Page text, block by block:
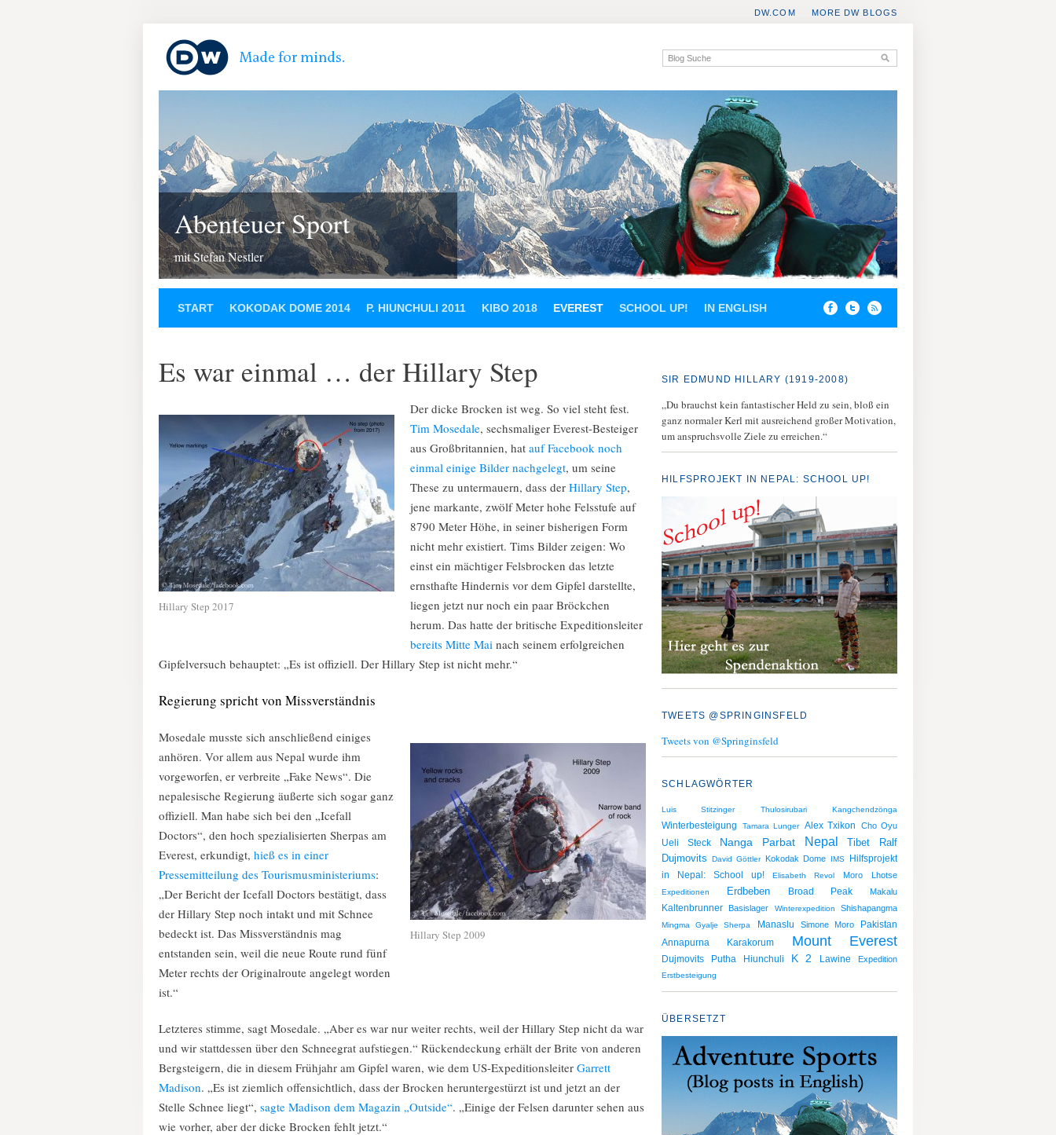
MORE DW BLOGS
DW.COM
Abenteuer Sport
mit Stefan Nestler
START KOKODAK DOME 2014 P. HIUNCHULI 2011 KIBO 2018 EVEREST SCHOOL UP! IN ENGLISH
Es war einmal … der Hillary Step
Hillary Step 2017
Der dicke Brocken ist weg. So viel steht fest.
Tim Mosedale, sechsmaliger Everest-Besteiger
aus Großbritannien, hat auf Facebook noch
einmal einige Bilder nachgelegt, um seine
These zu untermauern, dass der Hillary Step,
jene markante, zwölf Meter hohe Felsstufe auf
8790 Meter Höhe, in seiner bisherigen Form
nicht mehr existiert. Tims Bilder zeigen: Wo
einst ein mächtiger Felsbrocken das letzte
ernsthafte Hindernis vor dem Gipfel darstellte,
liegen jetzt nur noch ein paar Bröckchen
herum. Das hatte der britische Expeditionsleiter
bereits Mitte Mai nach seinem erfolgreichen
Gipfelversuch behauptet: „Es ist offiziell. Der Hillary Step ist nicht mehr.“
Regierung spricht von Missverständnis
Hillary Step 2009
Mosedale musste sich anschließend einiges
anhören. Vor allem aus Nepal wurde ihm
vorgeworfen, er verbreite „Fake News“. Die
nepalesische Regierung äußerte sich sogar ganz
offiziell. Man habe sich bei den „Icefall
Doctors“, den hoch spezialisierten Sherpas am
Everest, erkundigt, hieß es in einer
Pressemitteilung des Tourismusministeriums:
„Der Bericht der Icefall Doctors bestätigt, dass
der Hillary Step noch intakt und mit Schnee
bedeckt ist. Das Missverständnis mag
entstanden sein, weil die neue Route rund fünf
Meter rechts der Originalroute angelegt worden
ist.“
Letzteres stimme, sagt Mosedale. „Aber es war nur weiter rechts, weil der Hillary Step nicht da war
und wir stattdessen über den Schneegrat aufstiegen.“ Rückendeckung erhält der Brite von anderen
Bergsteigern, die in diesem Frühjahr am Gipfel waren, wie dem US-Expeditionsleiter Garrett
Madison. „Es ist ziemlich offensichtlich, dass der Brocken heruntergestürzt ist und jetzt an der
Stelle Schnee liegt“, sagte Madison dem Magazin „Outside“. „Einige der Felsen darunter sehen aus
wie vorher, aber der dicke Brocken fehlt jetzt.“
SIR EDMUND HILLARY (1919-2008)
„Du brauchst kein fantastischer Held zu sein, bloß ein
ganz normaler Kerl mit ausreichend großer Motivation,
um anspruchsvolle Ziele zu erreichen.“
HILFSPROJEKT IN NEPAL: SCHOOL UP!
TWEETS @SPRINGINSFELD
Tweets von @Springinsfeld
SCHLAGWÖRTER
Luis Stitzinger Thulosirubari Kangchendzönga
Winterbesteigung Tamara Lunger Alex Txikon Cho Oyu
Ueli Steck Nanga Parbat Nepal Tibet
Ralf
Dujmovits
David Göttler Kokodak Dome IMS
Hilfsprojekt
in Nepal: School up!
Elisabeth Revol Moro Lhotse
Expeditionen Erdbeben Broad Peak Makalu
Kaltenbrunner Basislager Winterexpedition Shishapangma
Mingma Gyalje Sherpa Manaslu Simone Moro Pakistan
Annapurna Karakorum Mount Everest
Dujmovits Putha Hiunchuli K 2 Lawine Expedition
Erstbesteigung
ÜBERSETZT